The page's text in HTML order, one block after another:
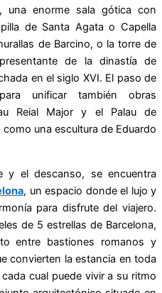
una enorme sala gótica con
de Santa Agata o Capella
de Barcino, o la torre de
de la dinastía de
en el siglo XVI. El paso de
unificar también obras
Reial Major y el Palau de
una escultura de Eduardo
y el descanso, se encuentra
, un espacio donde el lujo y
para disfrute del viajero.
de 5 estrellas de Barcelona,
entre bastiones romanos y
convierten la estancia en toda
cual puede vivir a su ritmo